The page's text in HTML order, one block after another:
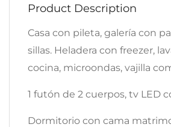
Product Description
Casa con pileta, galería con
sillas. Heladera con freezer,
cocina, microondas, vajilla
1 futón de 2 cuerpos, tv LED
Dormitorio con cama